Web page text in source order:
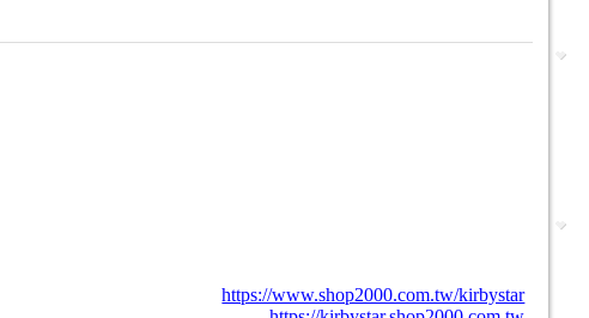
https://www.shop2000.com.tw/kirbystar